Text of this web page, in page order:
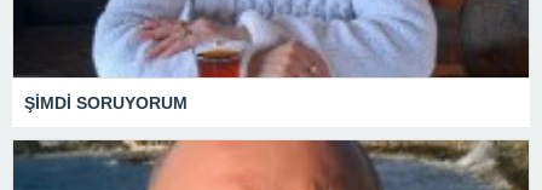
ŞİMDİ SORUYORUM